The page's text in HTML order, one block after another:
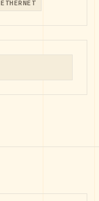
ETHERNET